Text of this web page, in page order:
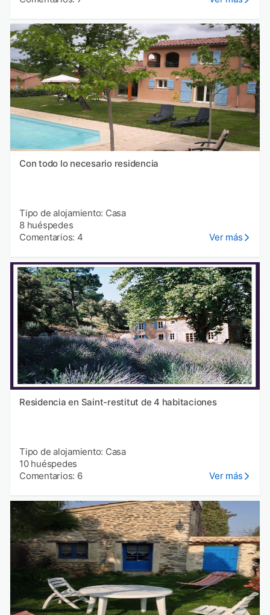
Con todo lo necesario residencia
Tipo de alojamiento: Casa
8 huéspedes
Comentarios: 4
Ver más
Residencia en Saint-restitut de 4 habitaciones
Tipo de alojamiento: Casa
10 huéspedes
Comentarios: 6
Ver más